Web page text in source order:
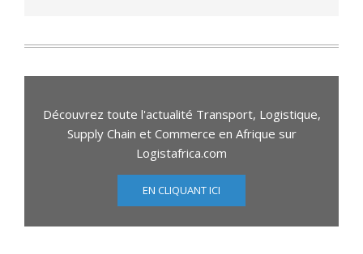
Découvrez toute l'actualité Transport, Logistique,
Supply Chain et Commerce en Afrique sur
Logistafrica.com
EN CLIQUANT ICI